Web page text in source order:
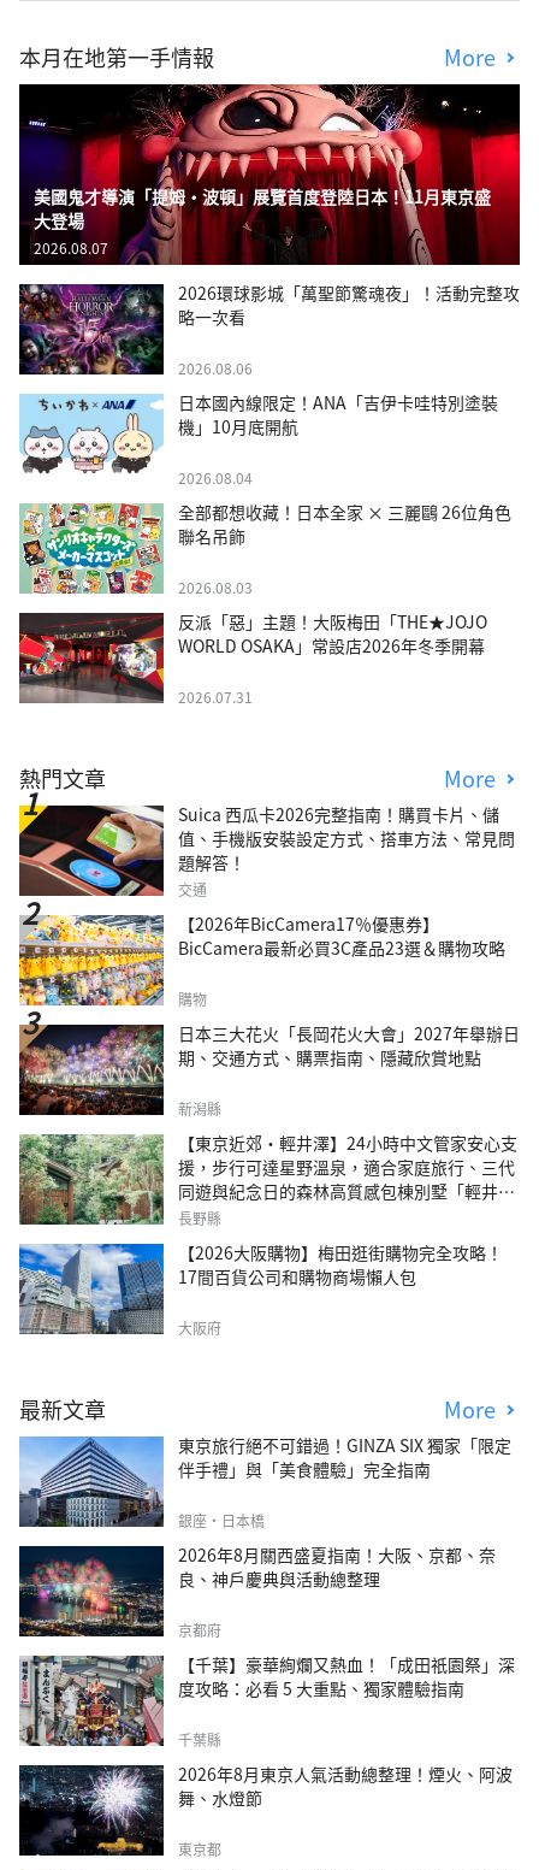
本月在地第一手情報 More
美國鬼才導演「提姆・波頓」展覽首度登陸日本！11月東京盛
大登場
2026.08.07
2026環球影城「萬聖節驚魂夜」！活動完整攻
略一次看
2026.08.06
日本國內線限定！ANA「吉伊卡哇特別塗裝
機」10月底開航
2026.08.04
全部都想收藏！日本全家 × 三麗鷗 26位角色
聯名吊飾
2026.08.03
反派「惡」主題！大阪梅田「THE★JOJO
WORLD OSAKA」常設店2026年冬季開幕
2026.07.31
熱門文章 More
Suica 西瓜卡2026完整指南！購買卡片、儲
值、手機版安裝設定方式、搭車方法、常見問
題解答！
交通
【2026年BicCamera17％優惠券】
BicCamera最新必買3C產品23選＆購物攻略
購物
日本三大花火「長岡花火大會」2027年舉辦日
期、交通方式、購票指南、隱藏欣賞地點
新潟縣
【東京近郊・輕井澤】24小時中文管家安心支
援，步行可達星野溫泉，適合家庭旅行、三代
同遊與紀念日的森林高質感包棟別墅「輕井澤
森四季VILLA」
長野縣
【2026大阪購物】梅田逛街購物完全攻略！
17間百貨公司和購物商場懶人包
大阪府
最新文章 More
東京旅行絕不可錯過！GINZA SIX 獨家「限定
伴手禮」與「美食體驗」完全指南
銀座・日本橋
2026年8月關西盛夏指南！大阪、京都、奈
良、神戶慶典與活動總整理
京都府
【千葉】豪華絢爛又熱血！「成田祇園祭」深
度攻略：必看 5 大重點、獨家體驗指南
千葉縣
2026年8月東京人氣活動總整理！煙火、阿波
舞、水燈節
東京都